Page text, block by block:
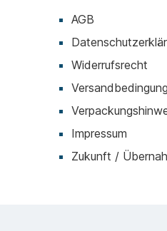
AGB
Widerrufsrecht
Impressum
Zukunft /